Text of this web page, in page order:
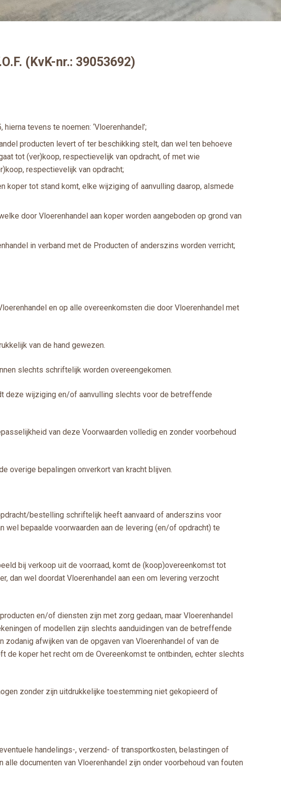
(KvK-nr.: 39053692)
tevens te noemen: ‘Vloerenhandel’;
producten levert of ter beschikking stelt, dan wel ten behoeve
tot (ver)koop, respectievelijk van opdracht, of met wie
respectievelijk van opdracht;
tot stand komt, elke wijziging of aanvulling daarop, alsmede
door Vloerenhandel aan koper worden aangeboden op grond van
in verband met de Producten of anderszins worden verricht;
en op alle overeenkomsten die door Vloerenhandel met
van de hand gewezen.
slechts schriftelijk worden overeengekomen.
deze wijziging en/of aanvulling slechts voor de betreffende
van deze Voorwaarden volledig en zonder voorbehoud
overige bepalingen onverkort van kracht blijven.
bestelling schriftelijk heeft aanvaard of anderszins voor
bepaalde voorwaarden aan de levering (en/of opdracht) te
bij verkoop uit de voorraad, komt de (koop)overeenkomst tot
dan wel doordat Vloerenhandel aan een om levering verzocht
en/of diensten zijn met zorg gedaan, maar Vloerenhandel
of modellen zijn slechts aanduidingen van de betreffende
afwijken van de opgaven van Vloerenhandel of van de
de koper het recht om de Overeenkomst te ontbinden, echter slechts
zonder zijn uitdrukkelijke toestemming niet gekopieerd of
handelings-, verzend- of transportkosten, belastingen of
documenten van Vloerenhandel zijn onder voorbehoud van fouten